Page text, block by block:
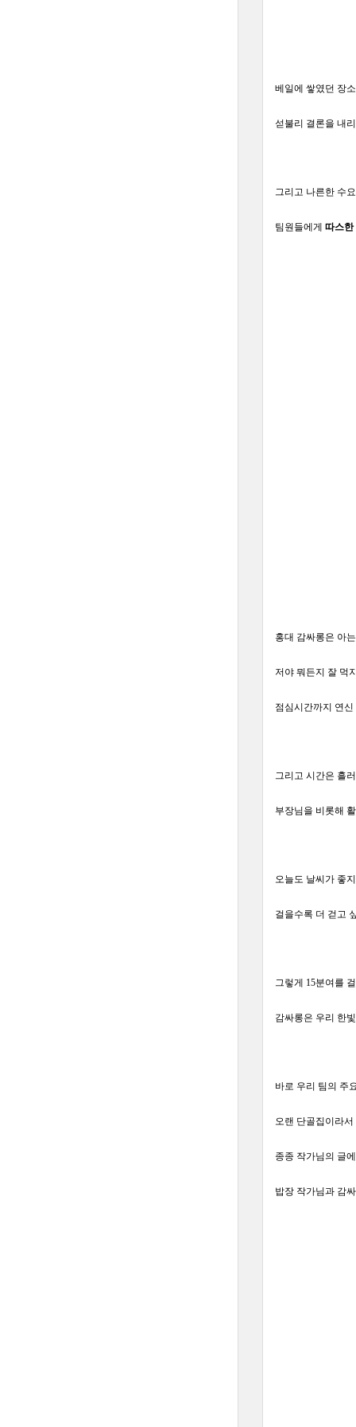
베일에 쌓였던 장
섣불리 결론을 내
그리고 나른한 수
팀원들에게 따스한
홍대 감싸롱은 아
저야 뭐든지 잘 먹
점심시간까지 연
그리고 시간은 흘
부장님을 비롯해
오늘도 날씨가 좋
걸을수록 더 걷고
그렇게 15분여를
감싸롱은 우리 한
바로 우리 팀의 주
오랜 단골집이라
종종 작가님의 글
밥장 작가님과 감